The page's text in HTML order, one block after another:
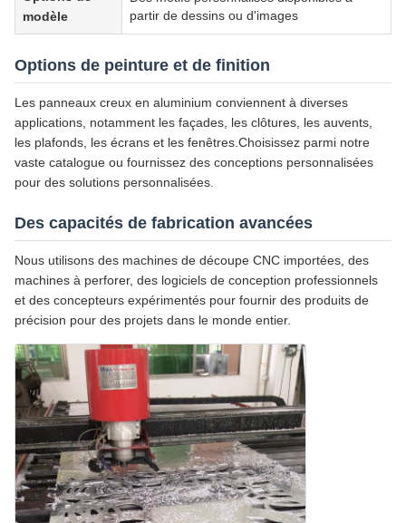
modèle
partir de dessins ou d'images
Options de peinture et de finition
Les panneaux creux en aluminium conviennent à diverses
applications, notamment les façades, les clôtures, les auvents,
les plafonds, les écrans et les fenêtres.Choisissez parmi notre
vaste catalogue ou fournissez des conceptions personnalisées
pour des solutions personnalisées.
Des capacités de fabrication avancées
Nous utilisons des machines de découpe CNC importées, des
machines à perforer, des logiciels de conception professionnels
et des concepteurs expérimentés pour fournir des produits de
précision pour des projets dans le monde entier.